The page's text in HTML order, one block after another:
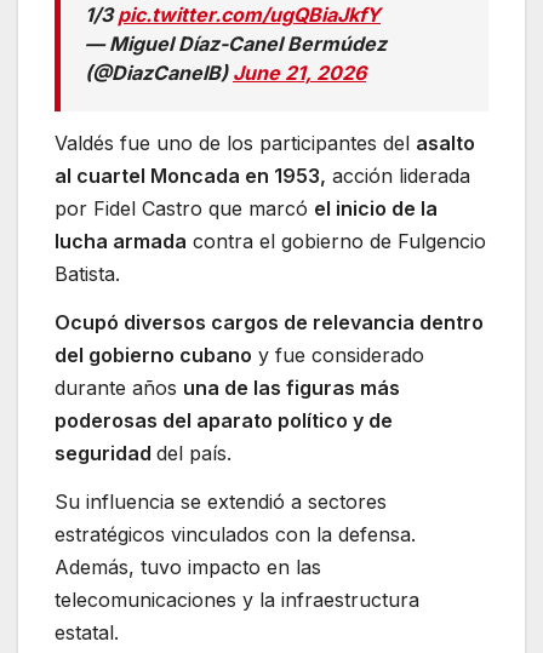
1/3pic.twitter.com/ugQBiaJkfY
— Miguel Díaz-Canel Bermúdez
(@DiazCanelB) June 21, 2026
Valdés fue uno de los participantes del asalto
al cuartel Moncada en 1953, acción liderada
por Fidel Castro que marcó el inicio de la
lucha armada contra el gobierno de Fulgencio
Batista.
Ocupó diversos cargos de relevancia dentro
del gobierno cubano y fue considerado
durante años una de las figuras más
poderosas del aparato político y de
seguridad del país.
Su influencia se extendió a sectores
estratégicos vinculados con la defensa.
Además, tuvo impacto en las
telecomunicaciones y la infraestructura
estatal.